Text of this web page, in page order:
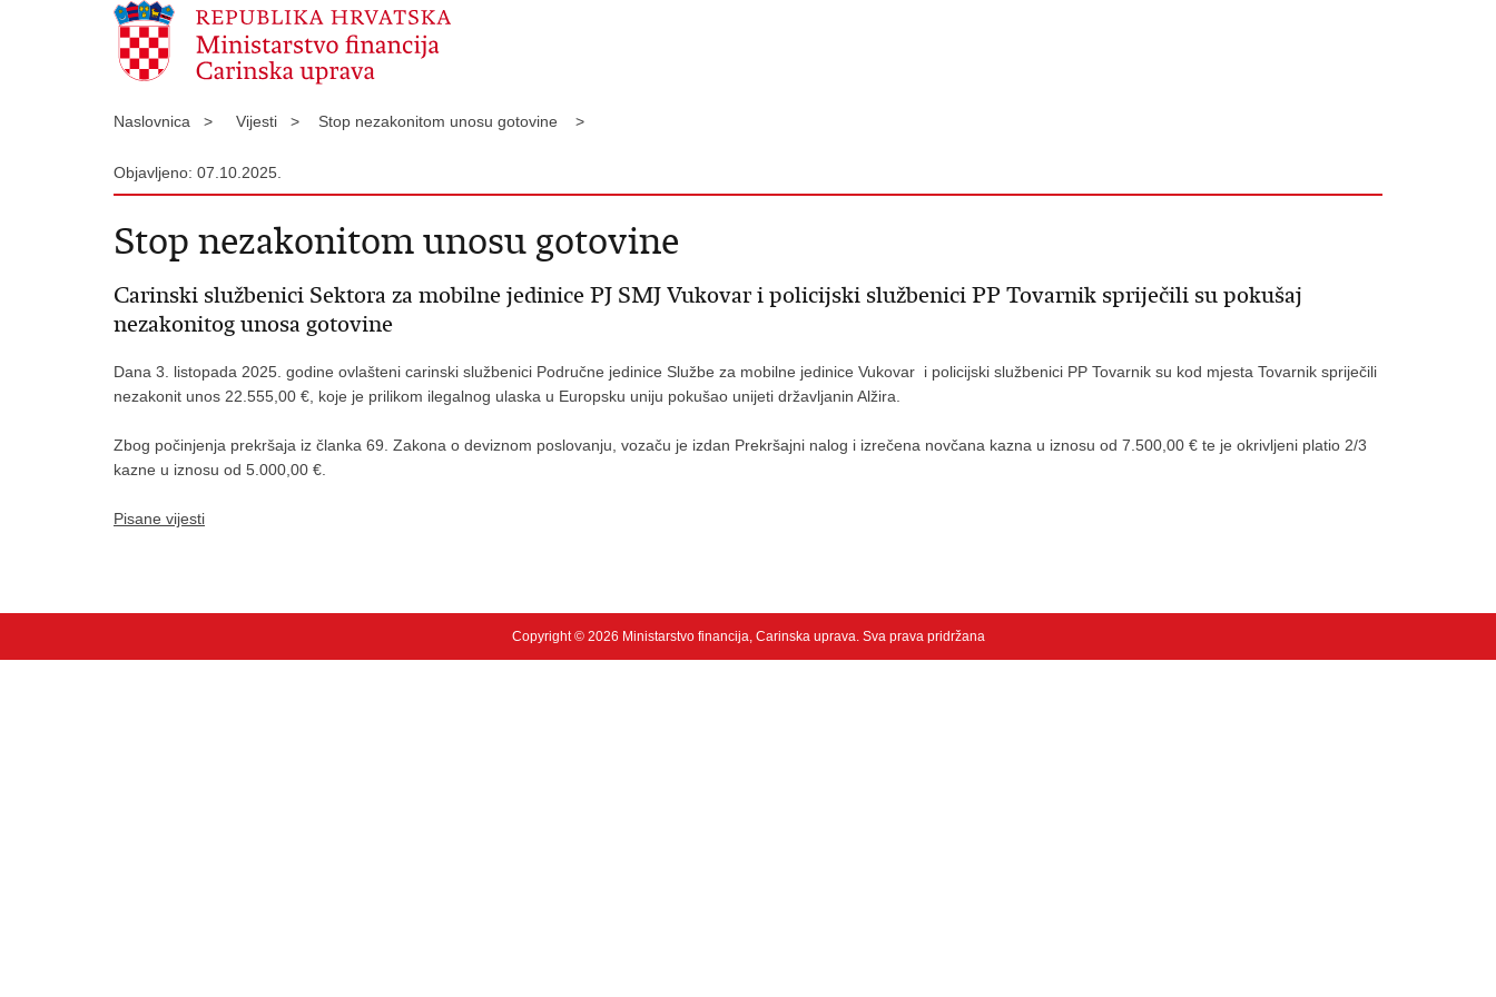
Naslovnica > Vijesti > Stop nezakonitom unosu gotovine >
Objavljeno: 07.10.2025.
Stop nezakonitom unosu gotovine
Carinski službenici Sektora za mobilne jedinice PJ SMJ Vukovar i policijski službenici PP Tovarnik spriječili su pokušaj
nezakonitog unosa gotovine
Dana 3. listopada 2025. godine ovlašteni carinski službenici Područne jedinice Službe za mobilne jedinice Vukovar i policijski službenici PP Tovarnik su kod mjesta Tovarnik spriječili
nezakonit unos 22.555,00 €, koje je prilikom ilegalnog ulaska u Europsku uniju pokušao unijeti državljanin Alžira.
Zbog počinjenja prekršaja iz članka 69. Zakona o deviznom poslovanju, vozaču je izdan Prekršajni nalog i izrečena novčana kazna u iznosu od 7.500,00 € te je okrivljeni platio 2/3
kazne u iznosu od 5.000,00 €.
Pisane vijesti
Copyright © 2026 Ministarstvo financija, Carinska uprava. Sva prava pridržana